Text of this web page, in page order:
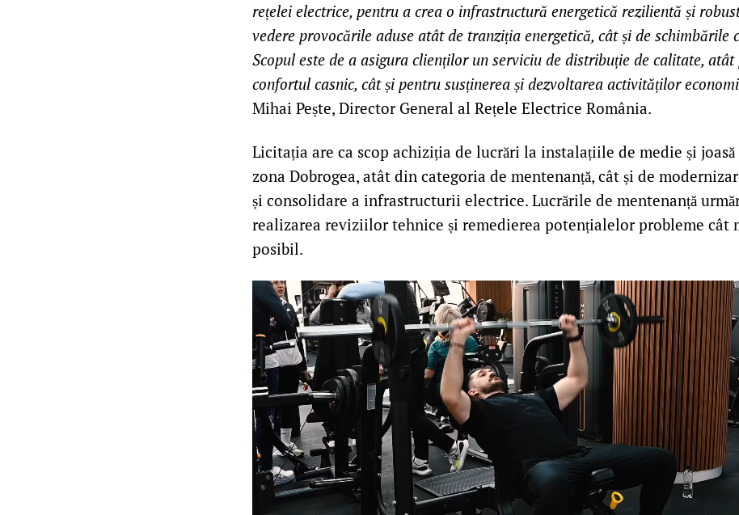
rețelei electrice, pentru a crea o infrastructură energetică rezilientă și
vedere provocările aduse atât de tranziția energetică, cât și de schimbările
Scopul este de a asigura clienților un serviciu de distribuție de calitate,
confortul casnic, cât și pentru susținerea și dezvoltarea activităților
Mihai Pește, Director General al Rețele Electrice România.
Licitația are ca scop achiziția de lucrări la instalațiile de medie și
zona Dobrogea, atât din categoria de mentenanță, cât și de
și consolidare a infrastructurii electrice. Lucrările de mentenanță
realizarea reviziilor tehnice și remedierea potențialelor probleme cât
posibil.